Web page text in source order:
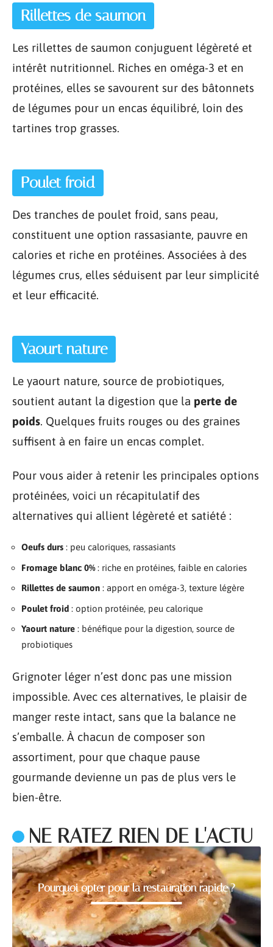
Rillettes de saumon
Les rillettes de saumon conjuguent légèreté et
intérêt nutritionnel. Riches en oméga-3 et en
protéines, elles se savourent sur des bâtonnets
de légumes pour un encas équilibré, loin des
tartines trop grasses.
Poulet froid
Des tranches de poulet froid, sans peau,
constituent une option rassasiante, pauvre en
calories et riche en protéines. Associées à des
légumes crus, elles séduisent par leur simplicité
et leur efficacité.
Yaourt nature
Le yaourt nature, source de probiotiques,
soutient autant la digestion que la perte de
poids. Quelques fruits rouges ou des graines
suffisent à en faire un encas complet.
Pour vous aider à retenir les principales options
protéinées, voici un récapitulatif des
alternatives qui allient légèreté et satiété :
Oeufs durs : peu caloriques, rassasiants
Fromage blanc 0%: riche en protéines, faible en calories
Rillettes de saumon : apport en oméga-3, texture légère
Poulet froid : option protéinée, peu calorique
Yaourt nature : bénéfique pour la digestion, source de
probiotiques
Grignoter léger n’est donc pas une mission
impossible. Avec ces alternatives, le plaisir de
manger reste intact, sans que la balance ne
s’emballe. À chacun de composer son
assortiment, pour que chaque pause
gourmande devienne un pas de plus vers le
bien-être.
NE RATEZ RIEN DE L'ACTU
Pourquoi opter pour la restauration rapide ?